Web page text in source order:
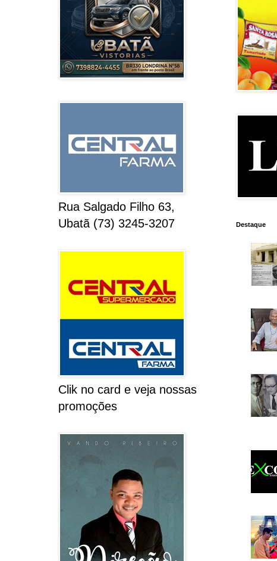
Destaque
Rua Salgado Filho 63,
Ubatã (73) 3245-3207
Clik no card e veja nossas
promoções